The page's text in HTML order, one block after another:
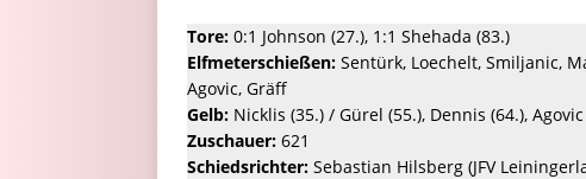
Tore: 0:1 Johnson (27.), 1:1 Shehada (83.)
Elfmeterschießen: Sentürk, Loechelt, Smiljanic,
Agovic, Gräff
Gelb: Nicklis (35.) / Gürel (55.), Dennis (64.),
Zuschauer: 621
Schiedsrichter: Sebastian Hilsberg (JFV